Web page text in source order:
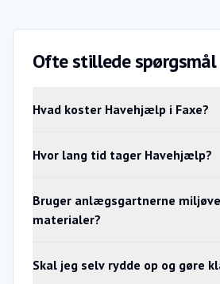
Ofte stillede spørgsmål
Hvad koster Havehjælp i Faxe?
Hvor lang tid tager Havehjælp?
Bruger anlægsgartnerne
materialer?
Skal jeg selv rydde op og gøre